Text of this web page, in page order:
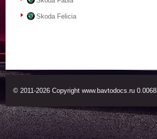
Skoda Felicia
© 2011-2026 Copyright www.bavtodocs.ru 0.0068